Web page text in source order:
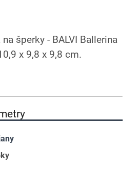
šperky - BALVI Ballerina
x 9,8 x 9,8 cm.